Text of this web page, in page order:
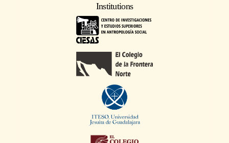
Institutions